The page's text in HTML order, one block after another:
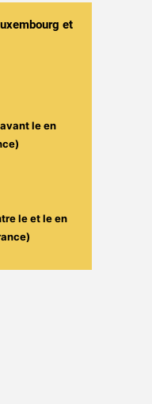
et
avant leen
leet leen